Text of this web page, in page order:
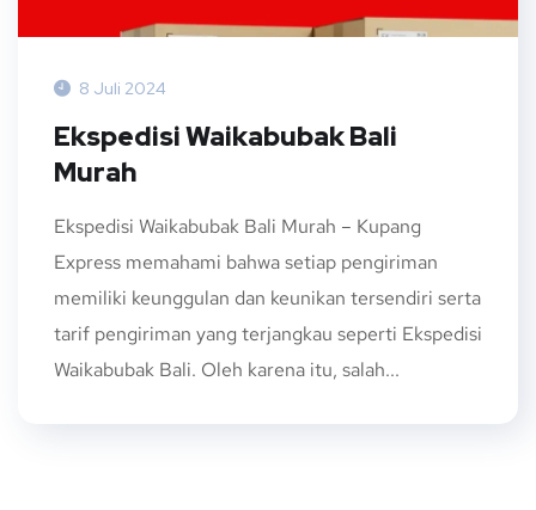
8 Juli 2024
Ekspedisi Waikabubak Bali
Murah
Ekspedisi Waikabubak Bali Murah – Kupang
Express memahami bahwa setiap pengiriman
memiliki keunggulan dan keunikan tersendiri serta
tarif pengiriman yang terjangkau seperti Ekspedisi
Waikabubak Bali. Oleh karena itu, salah...